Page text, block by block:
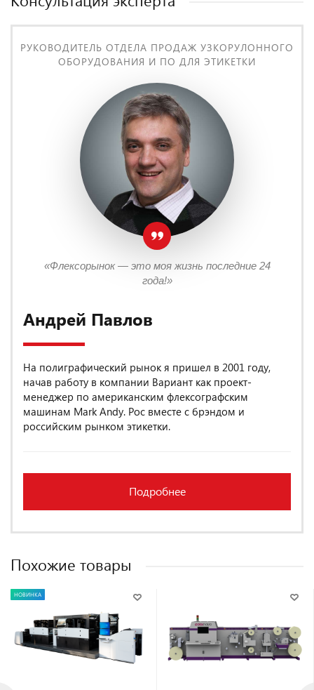
РУКОВОДИТЕЛЬ ОТДЕЛА ПРОДАЖ УЗКОРУЛОННОГО
ОБОРУДОВАНИЯ И ПО ДЛЯ ЭТИКЕТКИ
Андрей Павлов
На полиграфический рынок я пришел в 2001 году,
начав работу в компании Вариант как проект-
менеджер по американским флексографским
машинам Mark Andy. Рос вместе с брэндом и
российским рынком этикетки.
Подробнее
«Флексорынок — это моя жизнь последние 24
года!»
Похожие товары
НОВИНКА